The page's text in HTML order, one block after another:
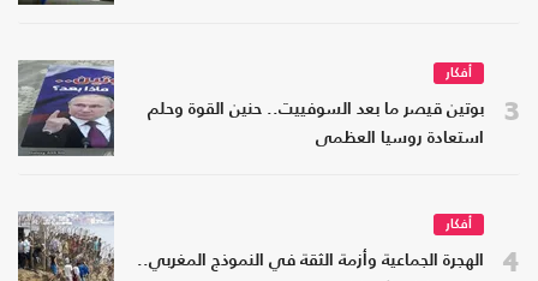
3
أفكار
بوتين قيصر ما بعد السوفييت.. حنين القوة وحلم
استعادة روسيا العظمى
4
أفكار
الهجرة الجماعية وأزمة الثقة في النموذج المغربي..